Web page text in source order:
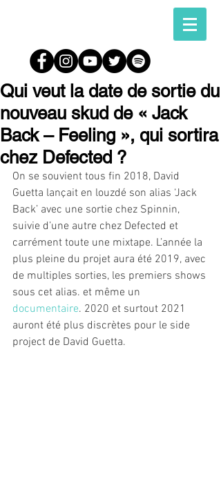
Qui veut la date de sortie du
nouveau skud de « Jack
Back – Feeling », qui sortira
chez Defected ?
On se souvient tous fin 2018, David
Guetta lançait en louzdé son alias ‘Jack
Back’ avec une sortie chez Spinnin,
suivie d’une autre chez Defected et
carrément toute une mixtape. L’année la
plus pleine du projet aura été 2019, avec
de multiples sorties, les premiers shows
sous cet alias. et même un
documentaire. 2020 et surtout 2021
auront été plus discrètes pour le side
project de David Guetta.